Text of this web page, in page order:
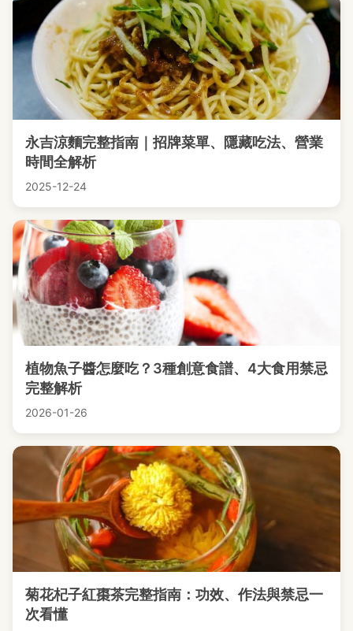
永吉涼麵完整指南｜招牌菜單、隱藏吃法、營業
時間全解析
2025-12-24
植物魚子醬怎麼吃？3種創意食譜、4大食用禁忌
完整解析
2026-01-26
菊花杞子紅棗茶完整指南：功效、作法與禁忌一
次看懂